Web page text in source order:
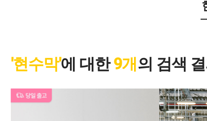
'현수막'에 대한9개의 검색